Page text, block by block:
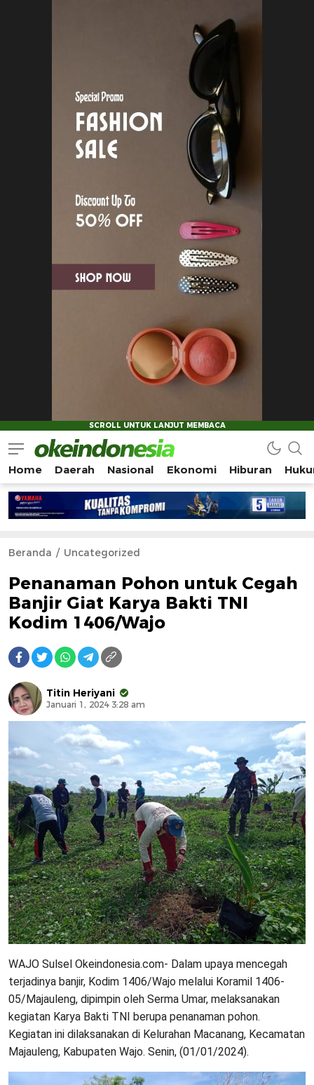
Okeindonesia.Online
Mengonlinekan Indonesia Secara Utuh
Home Daerah Nasional Ekonomi Hiburan
Beranda Uncategorized
Penanaman Pohon untuk Cegah
Banjir Giat Karya Bakti TNI
Kodim 1406/Wajo
Titin Heriyani
Januari 1, 2024 3:28 am
WAJO Sulsel Okeindonesia.com- Dalam upaya mencegah
terjadinya banjir, Kodim 1406/Wajo melalui Koramil 1406-
05/Majauleng, dipimpin oleh Serma Umar, melaksanakan
kegiatan Karya Bakti TNI berupa penanaman pohon.
Kegiatan ini dilaksanakan di Kelurahan Macanang, Kecamatan
Majauleng, Kabupaten Wajo. Senin, (01/01/2024).